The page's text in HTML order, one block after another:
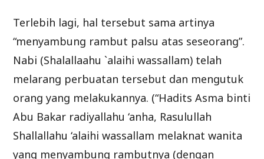
Terlebih lagi, hal tersebut sama artinya
“menyambung rambut palsu atas seseorang”.
Nabi (Shalallaahu `alaihi wassallam) telah
melarang perbuatan tersebut dan mengutuk
orang yang melakukannya. (“Hadits Asma binti
Abu Bakar radiyallahu ‘anha, Rasulullah
Shallallahu ‘alaihi wassallam melaknat wanita
yang menyambung rambutnya (dengan